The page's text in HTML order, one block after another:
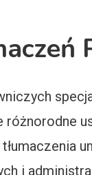
różnorodne
i